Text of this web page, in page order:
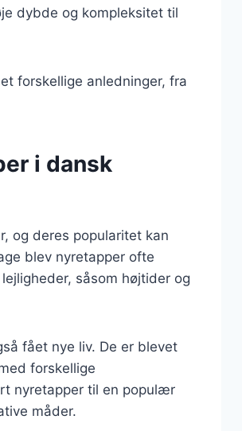
dybde og kompleksitet til
forskellige anledninger, fra
i dansk
og deres popularitet kan
blev nyretapper ofte
såsom højtider og
fået nye liv. De er blevet
forskellige
nyretapper til en populær
måder.